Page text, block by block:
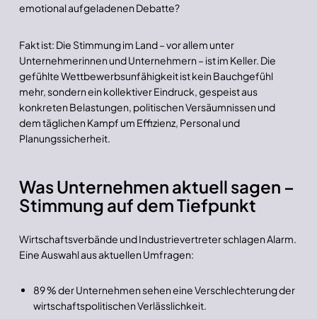
emotional aufgeladenen Debatte?
Fakt ist: Die Stimmung im Land – vor allem unter
Unternehmerinnen und Unternehmern – ist im Keller. Die
gefühlte Wettbewerbsunfähigkeit ist kein Bauchgefühl
mehr, sondern ein kollektiver Eindruck, gespeist aus
konkreten Belastungen, politischen Versäumnissen und
dem täglichen Kampf um Effizienz, Personal und
Planungssicherheit.
Was Unternehmen aktuell sagen –
Stimmung auf dem Tiefpunkt
Wirtschaftsverbände und Industrievertreter schlagen Alarm.
Eine Auswahl aus aktuellen Umfragen:
89 % der Unternehmen sehen eine Verschlechterung der
wirtschaftspolitischen Verlässlichkeit.